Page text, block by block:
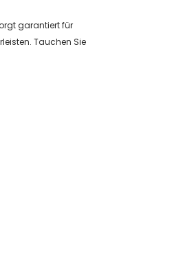
garantiert für
Tauchen Sie